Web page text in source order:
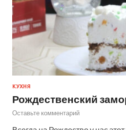
КУХНЯ
Рождественский
Оставьте комментарий